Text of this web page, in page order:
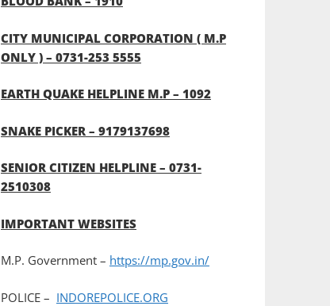
CITY MUNICIPAL CORPORATION ( M.P
ONLY ) – 0731-253 5555
EARTH QUAKE HELPLINE M.P – 1092
SNAKE PICKER – 9179137698
SENIOR CITIZEN HELPLINE – 0731-
2510308
IMPORTANT WEBSITES
M.P. Government – https://mp.gov.in/
POLICE – INDOREPOLICE.ORG